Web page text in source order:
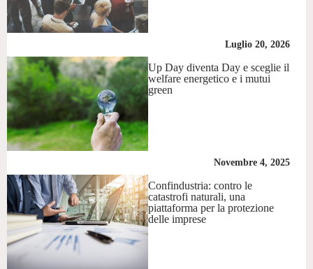
Luglio 20, 2026
Up Day diventa Day e sceglie il
welfare energetico e i mutui
green
Novembre 4, 2025
Confindustria: contro le
catastrofi naturali, una
piattaforma per la protezione
delle imprese